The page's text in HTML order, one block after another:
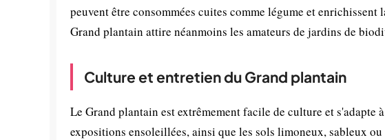
peuvent être consommées cuites comme légume et
Grand plantain attire néanmoins les amateurs de jardins de
Culture et entretien du Grand plantain
Le Grand plantain est extrêmement facile de culture et s'adapte
expositions ensoleillées, ainsi que les sols limoneux, sableux